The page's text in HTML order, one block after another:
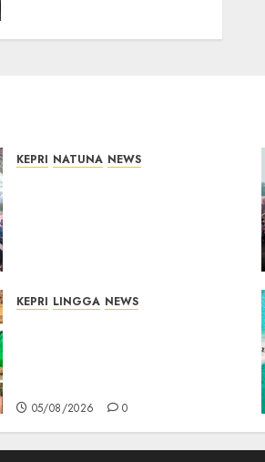
06/08/2026 0
KEPRI NATUNA NEWS
KEPRI LINGGA NEWS
05/08/2026 0